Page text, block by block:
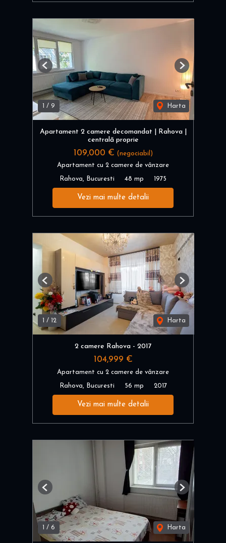
1 / 9 Harta
Previous Next
Apartament 2 camere decomandat | Rahova |
centrală proprie
109,000 € (negociabil)
Apartament cu 2 camere de vânzare
Rahova, Bucuresti 48 mp 1975
Vezi mai multe detalii
/ 12 Harta
Previous Next
2 camere Rahova - 2017
104,999 €
Apartament cu 2 camere de vânzare
Rahova, Bucuresti 56 mp 2017
Vezi mai multe detalii
/ 6 Harta
Previous Next